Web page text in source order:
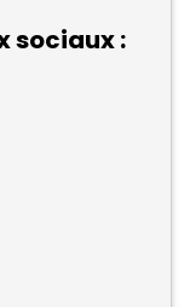
sociaux :